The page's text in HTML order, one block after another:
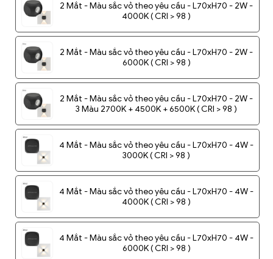
2 Mắt - Màu sắc vỏ theo yêu cầu - L70xH70 - 2W -
4000K ( CRI > 98 )
2 Mắt - Màu sắc vỏ theo yêu cầu - L70xH70 - 2W -
6000K ( CRI > 98 )
2 Mắt - Màu sắc vỏ theo yêu cầu - L70xH70 - 2W -
3 Màu 2700K + 4500K + 6500K ( CRI > 98 )
4 Mắt - Màu sắc vỏ theo yêu cầu - L70xH70 - 4W -
3000K ( CRI > 98 )
4 Mắt - Màu sắc vỏ theo yêu cầu - L70xH70 - 4W -
4000K ( CRI > 98 )
4 Mắt - Màu sắc vỏ theo yêu cầu - L70xH70 - 4W -
6000K ( CRI > 98 )